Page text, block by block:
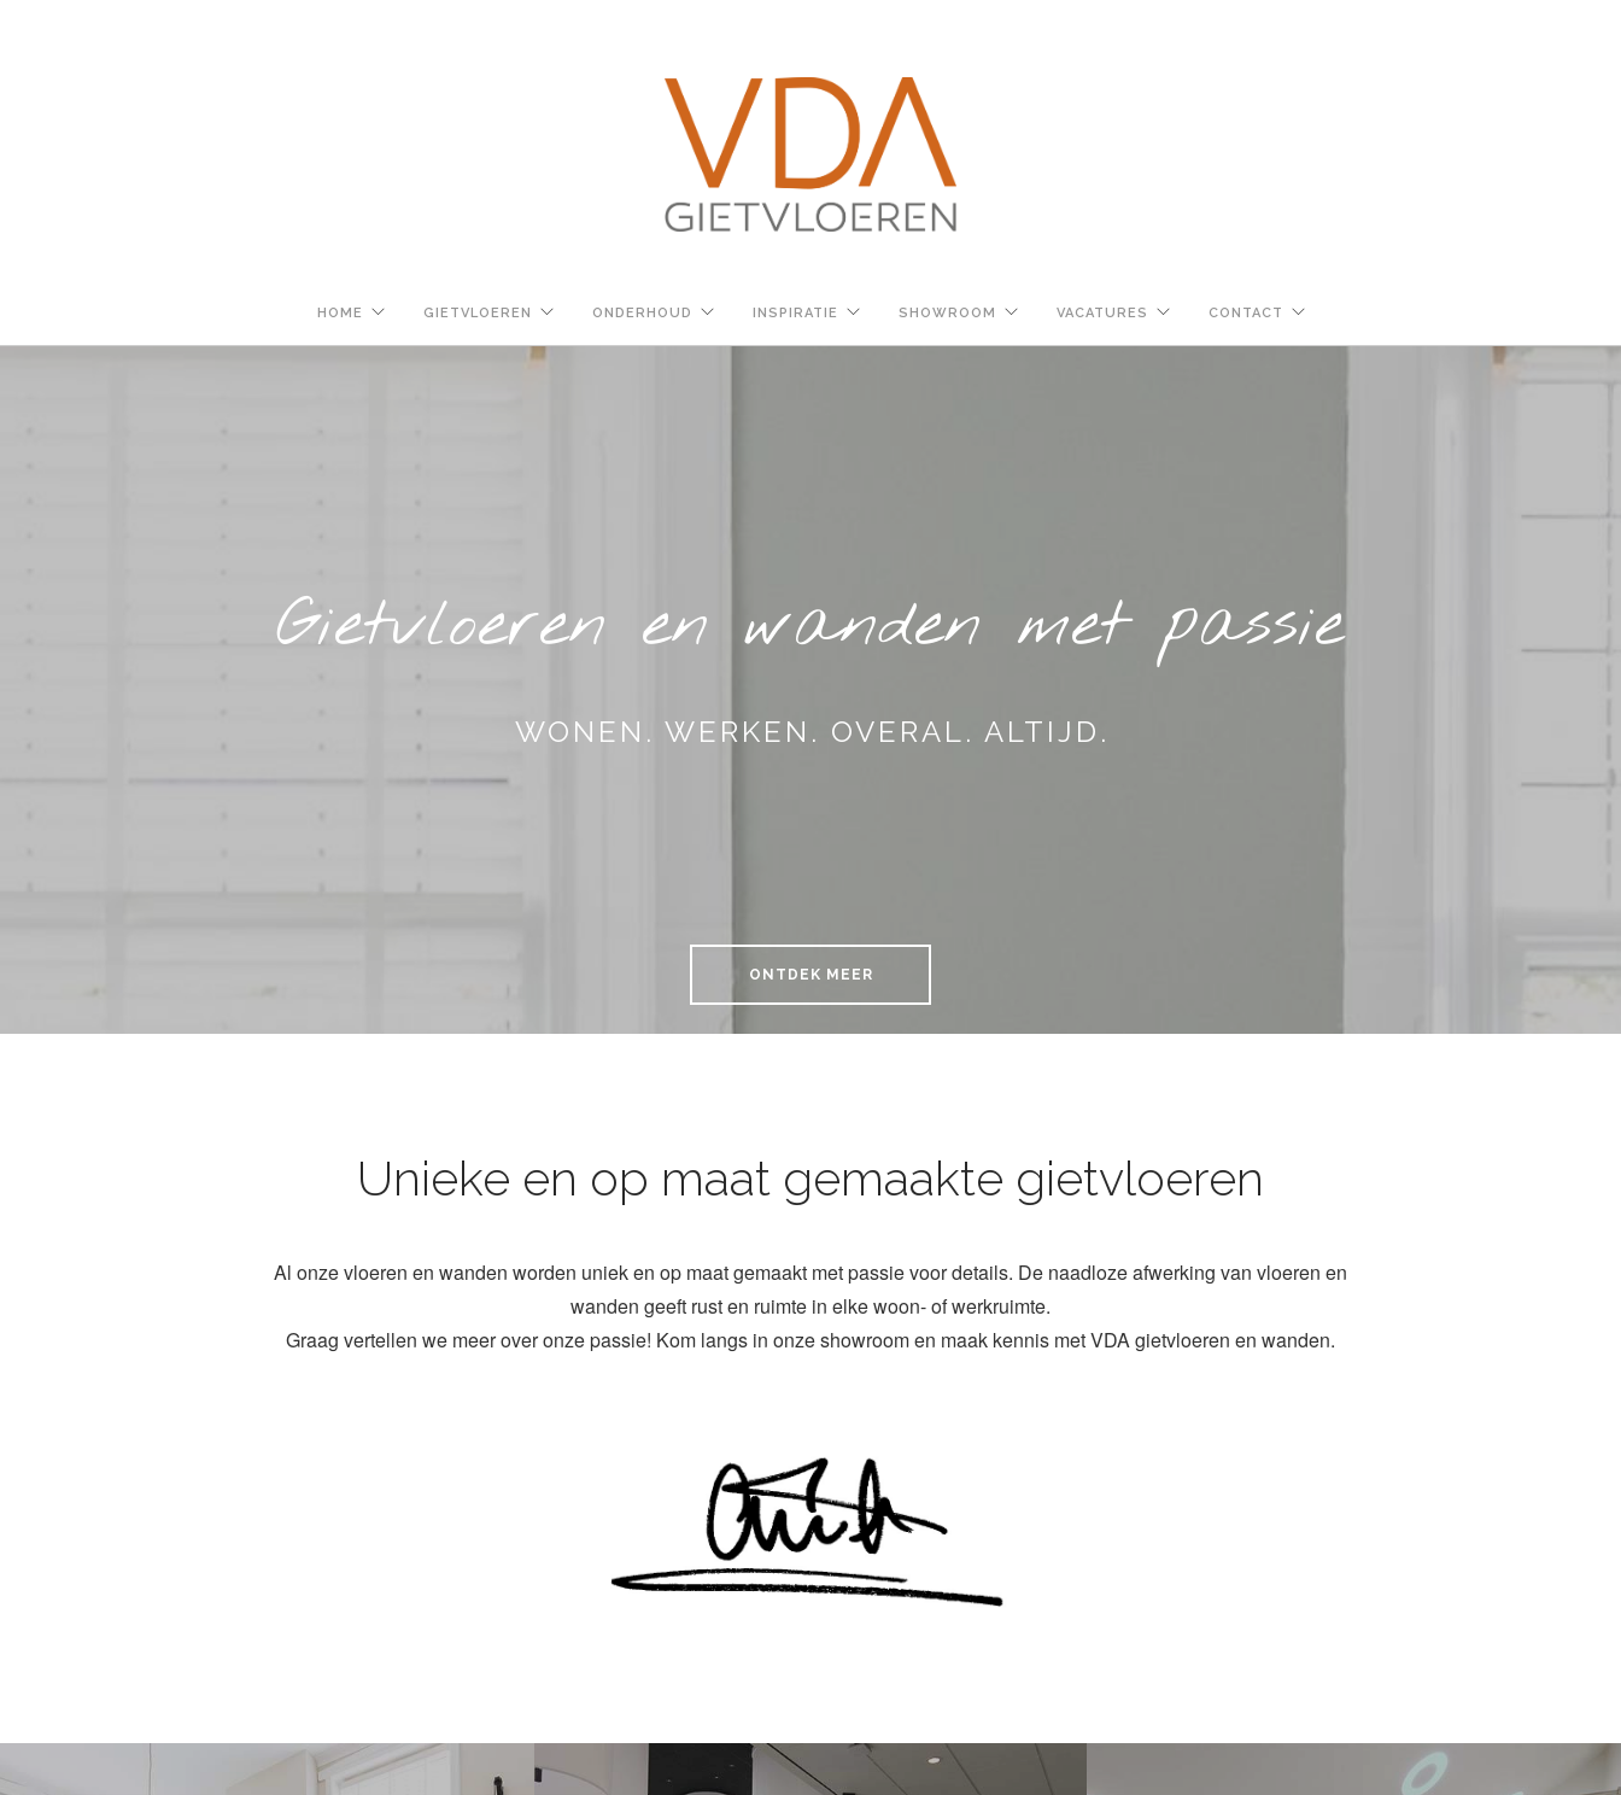
HOME GIETVLOEREN ONDERHOUD INSPIRATIE SHOWROOM VACATURES CONTACT
Gietvloeren en wanden met passie
WONEN. WERKEN. OVERAL. ALTIJD.
ONTDEK MEER
Unieke en op maat gemaakte gietvloeren
Al onze vloeren en wanden worden uniek en op maat gemaakt met passie voor details. De naadloze afwerking van vloeren en
wanden geeft rust en ruimte in elke woon- of werkruimte.
Graag vertellen we meer over onze passie! Kom langs in onze showroom en maak kennis met VDA gietvloeren en wanden.